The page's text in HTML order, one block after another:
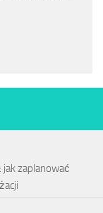
zaplanować